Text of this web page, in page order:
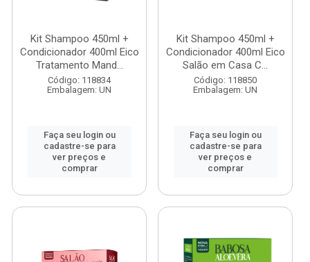
Kit Shampoo 450ml +
Condicionador 400ml Eico
Tratamento Mand...
Código: 118834
Embalagem: UN
Faça seu login ou
cadastre-se para
ver preços e
comprar
Kit Shampoo 450ml +
Condicionador 400ml Eico
Salão em Casa C...
Código: 118850
Embalagem: UN
Faça seu login ou
cadastre-se para
ver preços e
comprar